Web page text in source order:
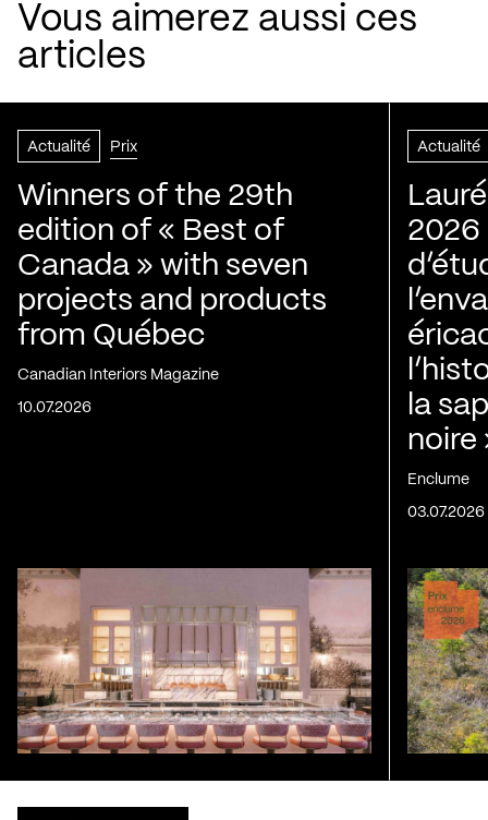
Vous aimerez aussi ces
articles
Actualité Prix
Winners of the 29th
edition of « Best of
Canada » with seven
projects and products
from Québec
Canadian Interiors Magazine
10.07.2026
Actualité
2026
la
noire
Enclume
03.07.2026